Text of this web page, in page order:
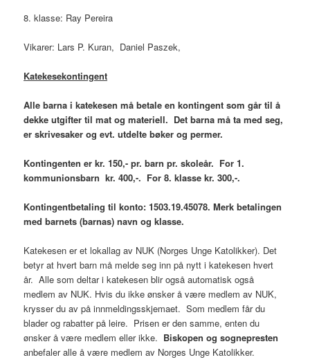
8. klasse: Ray Pereira
Vikarer: Lars P. Kuran, Daniel Paszek,
Katekesekontingent
Alle barna i katekesen må betale en kontingent som går til å
dekke utgifter til mat og materiell. Det barna må ta med seg,
er skrivesaker og evt. utdelte bøker og permer.
Kontingenten er kr. 150,- pr. barn pr. skoleår. For 1.
kommunionsbarn kr. 400,-. For 8. klasse kr. 300,-.
Kontingentbetaling til konto: 1503.19.45078. Merk betalingen
med barnets (barnas) navn og klasse.
Katekesen er et lokallag av NUK (Norges Unge Katolikker). Det
betyr at hvert barn må melde seg inn på nytt i katekesen hvert
år. Alle som deltar i katekesen blir også automatisk også
medlem av NUK. Hvis du ikke ønsker å være medlem av NUK,
krysser du av på innmeldingsskjemaet. Som medlem får du
blader og rabatter på leire. Prisen er den samme, enten du
ønsker å være medlem eller ikke. Biskopen og sognepresten
anbefaler alle å være medlem av Norges Unge Katolikker.